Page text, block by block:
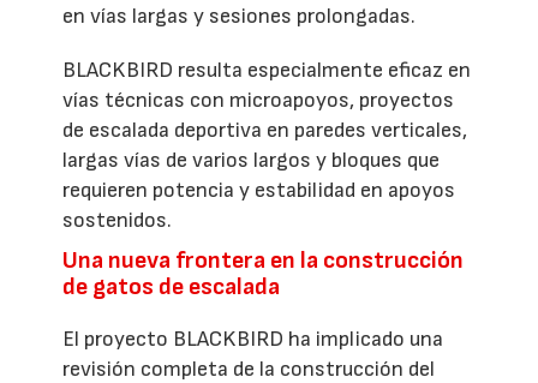
en vías largas y sesiones prolongadas.
BLACKBIRD resulta especialmente eficaz en
vías técnicas con microapoyos, proyectos
de escalada deportiva en paredes verticales,
largas vías de varios largos y bloques que
requieren potencia y estabilidad en apoyos
sostenidos.
Una nueva frontera en la construcción
de gatos de escalada
El proyecto BLACKBIRD ha implicado una
revisión completa de la construcción del